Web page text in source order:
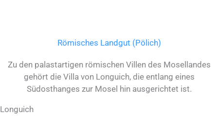
Römisches Landgut (Pölich)
Zu den palastartigen römischen Villen des Mosellandes
gehört die Villa von Longuich, die entlang eines
Südosthanges zur Mosel hin ausgerichtet ist.
Longuich